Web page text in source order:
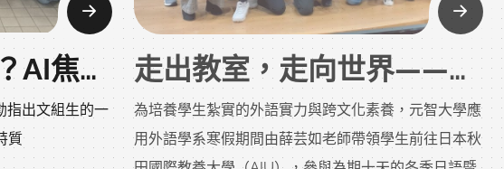
英文系可能最成功？AI焦慮下，黃仁勳指出文組生的一線曙光：未來頂尖人才，將具備３大特質
指出文組生的一
質
走出教室，走向世界——元智應外日語沉浸式海外學習，打造你的國際競爭力
為培養學生紮實的外語實力與跨文化素養，元智大學應
用外語學系寒假期間由薛芸如老師帶領學生前往日本秋